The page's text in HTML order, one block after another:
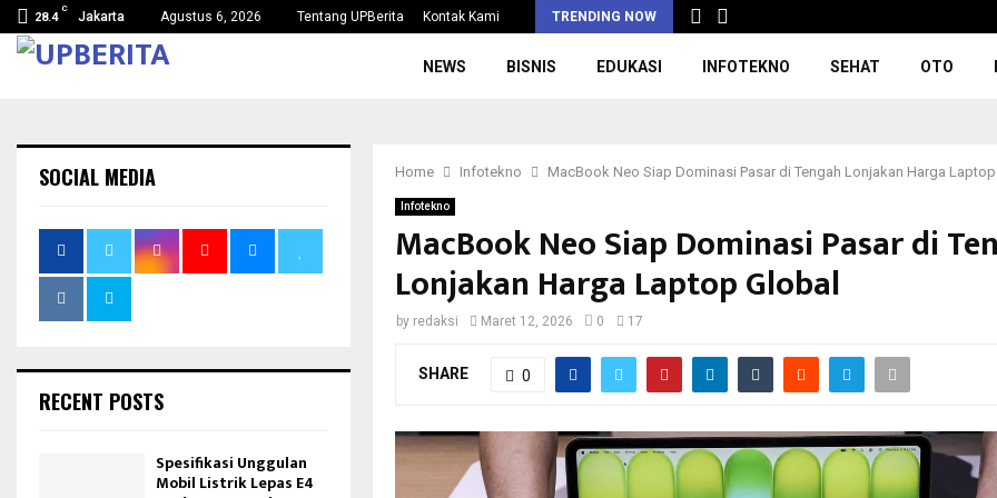
28.4
C
Jakarta Agustus 6, 2026 Tentang UPBerita Kontak Kami TRENDING NOW
NEWS BISNIS EDUKASI INFOTEKNO SEHAT OTO
Home Infotekno MacBook Neo Siap Dominasi Pasar di Tengah Lonjakan Harga Laptop
Infotekno
MacBook Neo Siap Dominasi Pasar di
Lonjakan Harga Laptop Global
by redaksi Maret 12, 2026 0 17
SHARE 0
SOCIAL MEDIA
RECENT POSTS
Spesifikasi Unggulan
Mobil Listrik Lepas E4